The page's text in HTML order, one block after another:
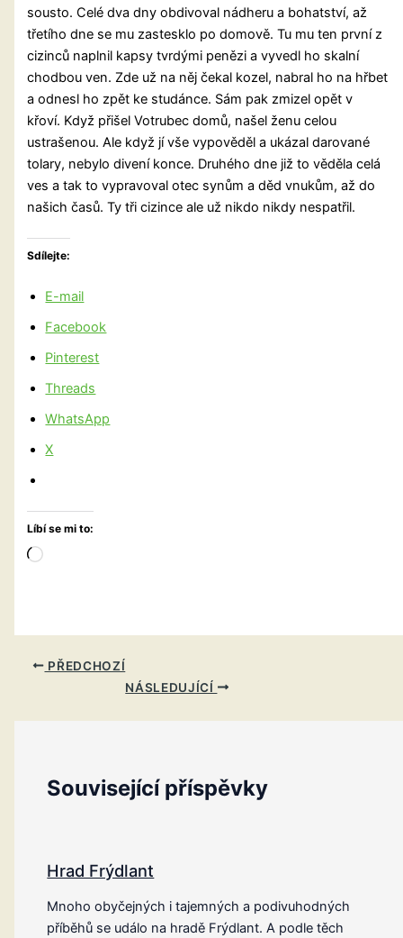
sousto. Celé dva dny obdivoval nádheru a bohatství, až
třetího dne se mu zastesklo po domově. Tu mu ten první z
cizinců naplnil kapsy tvrdými penězi a vyvedl ho skalní
chodbou ven. Zde už na něj čekal kozel, nabral ho na hřbet
a odnesl ho zpět ke studánce. Sám pak zmizel opět v
křoví. Když přišel Votrubec domů, našel ženu celou
ustrašenou. Ale když jí vše vypověděl a ukázal darované
tolary, nebylo divení konce. Druhého dne již to věděla celá
ves a tak to vypravoval otec synům a děd vnukům, až do
našich časů. Ty tři cizince ale už nikdo nikdy nespatřil.
Sdílejte:
E-mail
Facebook
Pinterest
Threads
WhatsApp
X
Líbí se mi to:
Načítání…
PŘEDCHOZÍ
NÁSLEDUJÍCÍ
Související příspěvky
Hrad Frýdlant
Mnoho obyčejných i tajemných a podivuhodných
příběhů se událo na hradě Frýdlant. A podle těch